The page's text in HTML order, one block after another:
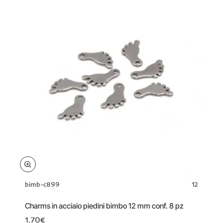
bimb-c899 12
Charms in acciaio piedini bimbo 12 mm conf. 8 pz
1.70€